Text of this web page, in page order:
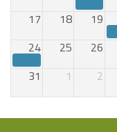
17
18 19
24
25 26
31
1 2